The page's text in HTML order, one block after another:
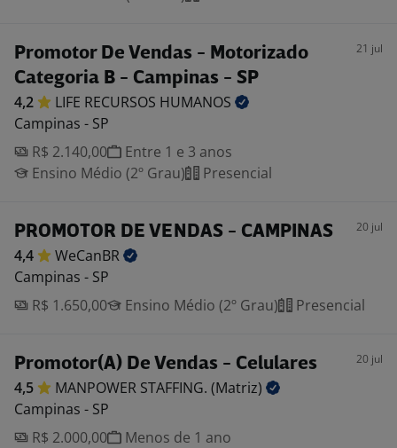
Promotor De Vendas - Motorizado
Categoria B - Campinas - SP
21 jul
4,2 LIFE RECURSOS HUMANOS
Campinas - SP
R$ 2.140,00
Entre 1 e 3 anos
Ensino Médio (2º Grau)
Presencial
PROMOTOR DE VENDAS - CAMPINAS 20 jul
4,4
WeCanBR
Campinas - SP
R$ 1.650,00
Ensino Médio (2º Grau) Presencial
Promotor(A) De Vendas - Celulares 20 jul
4,5 MANPOWER STAFFING. (Matriz)
Campinas - SP
R$ 2.000,00
Menos de 1 ano